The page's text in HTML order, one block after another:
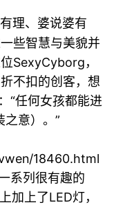
理、婆说婆有
些智慧与美貌并
SexyCyborg，
不扣的创客，想
“任何女孩都能进
意）。”
18460.html
列很有趣的
加上了LED灯，